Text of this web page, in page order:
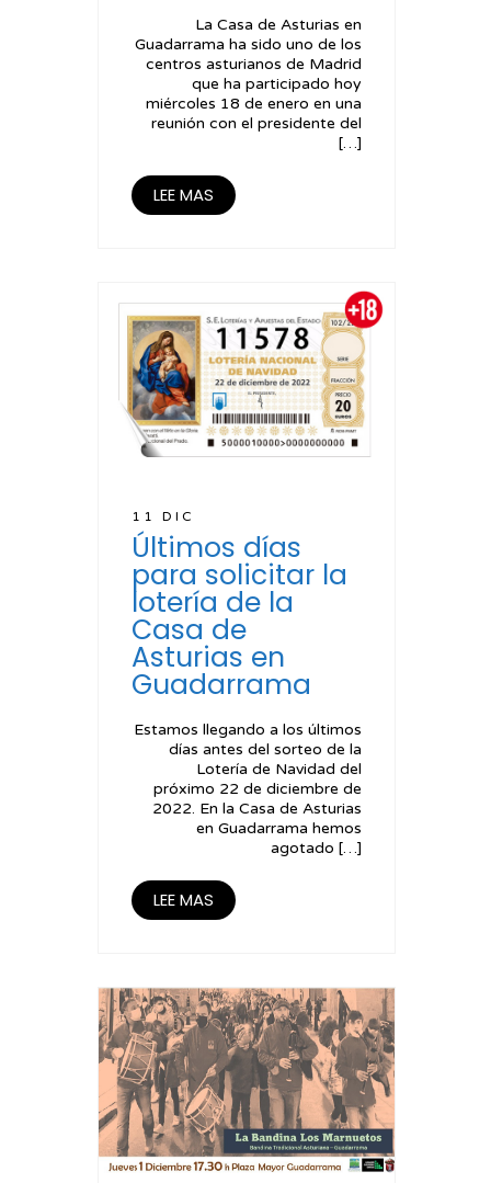
La Casa de Asturias en
Guadarrama ha sido uno de los
centros asturianos de Madrid
que ha participado hoy
miércoles 18 de enero en una
reunión con el presidente del
[…]
LEE MAS
11 DIC
Últimos días
para solicitar la
lotería de la
Casa de
Asturias en
Guadarrama
Estamos llegando a los últimos
días antes del sorteo de la
Lotería de Navidad del
próximo 22 de diciembre de
2022. En la Casa de Asturias
en Guadarrama hemos
agotado […]
LEE MAS